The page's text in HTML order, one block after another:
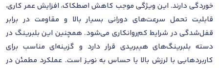
خوردگی دارند. این ویژگی موجب کاهش اصطکاک، افزایش عمر کاری،
قابلیت تحمل سرعت‌های دورانی بسیار بالا و مقاومت در برابر
قفل‌شدگی در شرایط کم‌روانکاری می‌شود. همچنین این بلبرینگ در
دسته بلبرینگ‌های هیبریدی قرار دارد و گزینه‌ای مناسب برای
کاربردهایی با لرزش بالا یا حساس به نویز است. عملکرد مطمئن در